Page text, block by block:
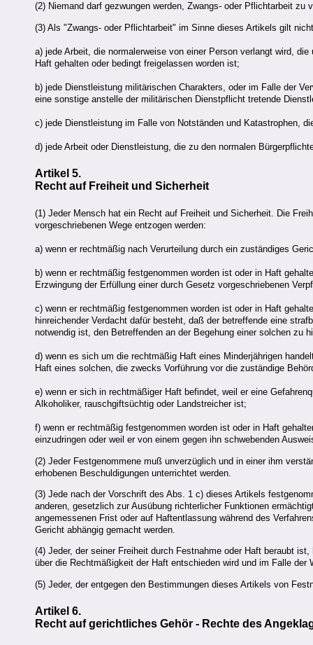
(2) Niemand darf gezwungen werden, Zwangs- oder Pflichtarbeit zu
(3) Als "Zwangs- oder Pflichtarbeit" im Sinne dieses Artikels gilt
a) jede Arbeit, die normalerweise von einer Person verlangt wird,
Haft gehalten oder bedingt freigelassen worden ist;
b) jede Dienstleistung militärischen Charakters, oder im Falle der
eine sonstige anstelle der militärischen Dienstpflicht tretende
c) jede Dienstleistung im Falle von Notständen und Katastrophen,
d) jede Arbeit oder Dienstleistung, die zu den normalen
Artikel 5.
Recht auf Freiheit und Sicherheit
(1) Jeder Mensch hat ein Recht auf Freiheit und Sicherheit. Die
vorgeschriebenen Wege entzogen werden:
a) wenn er rechtmäßig nach Verurteilung durch ein zuständiges
b) wenn er rechtmäßig festgenommen worden ist oder in Haft
Erzwingung der Erfüllung einer durch Gesetz vorgeschriebenen
c) wenn er rechtmäßig festgenommen worden ist oder in Haft
hinreichender Verdacht dafür besteht, daß der betreffende eine
notwendig ist, den Betreffenden an der Begehung einer solchen zu
d) wenn es sich um die rechtmäßig Haft eines Minderjährigen
Haft eines solchen, die zwecks Vorführung vor die zuständige
e) wenn er sich in rechtmäßiger Haft befindet, weil er eine
Alkoholiker, rauschgiftsüchtig oder Landstreicher ist;
f) wenn er rechtmäßig festgenommen worden ist oder in Haft
einzudringen oder weil er von einem gegen ihn schwebenden
(2) Jeder Festgenommene muß unverzüglich und in einer ihm
erhobenen Beschuldigungen unterrichtet werden.
(3) Jede nach der Vorschrift des Abs. 1 c) dieses Artikels
anderen, gesetzlich zur Ausübung richterlicher Funktionen
angemessenen Frist oder auf Haftentlassung während des
Gericht abhängig gemacht werden.
(4) Jeder, der seiner Freiheit durch Festnahme oder Haft beraubt
über die Rechtmäßigkeit der Haft entschieden wird und im Falle
(5) Jeder, der entgegen den Bestimmungen dieses Artikels von
Artikel 6.
Recht auf gerichtliches Gehör - Rechte des